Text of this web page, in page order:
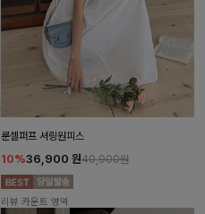
룬셀퍼프 셔링원피스
10%36,900 원40,900원
리뷰 카운트 영역